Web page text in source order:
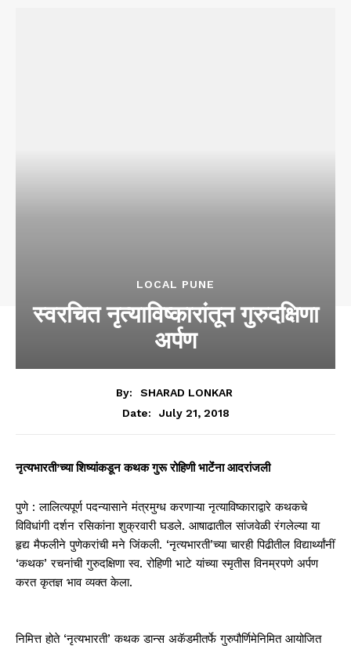
LOCAL PUNE
स्वरचित नृत्याविष्कारांतून गुरुदक्षिणा
अर्पण
By:
SHARAD LONKAR
Date:
July 21, 2018
नृत्यभारती’च्या शिष्यांकडून कथक गुरू रोहिणी भाटेंंना आदरांजली
पुणे : लालित्यपूर्ण पदन्यासाने मंत्रमुग्ध करणाऱ्या नृत्याविष्काराद्वारे कथकचे
विविधांगी दर्शन रसिकांना शुक्रवारी घडले. आषाढातील सांजवेळी रंगलेल्या या
हृद्य मैफलीने पुणेकरांची मने जिंकली. ‘नृत्यभारती’च्या चारही पिढीतील विद्यार्थ्यांनीं
‘कथक’ रचनांची गुरुदक्षिणा स्व. रोहिणी भाटे यांच्या स्मृतीस विनम्रपणे अर्पण
करत कृतज्ञ भाव व्यक्त केला.
निमित्त होते ‘नृत्यभारती’ कथक डान्स अकॅडमीतर्फे गुरुपौर्णिमेनिमित आयोजित